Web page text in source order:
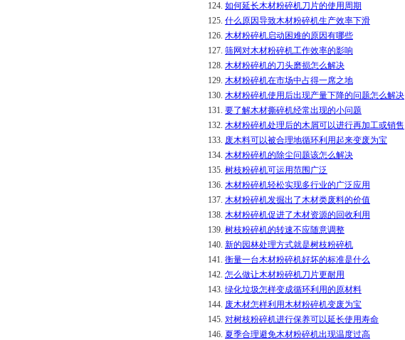
124. 如何延长木材粉碎机刀片的使用周期
125. 什么原因导致木材粉碎机生产效率下滑
126. 木材粉碎机启动困难的原因有哪些
127. 筛网对木材粉碎机工作效率的影响
128. 木材粉碎机的刀头磨损怎么解决
129. 木材粉碎机在市场中占得一席之地
130. 木材粉碎机使用后出现产量下降的问题怎么解决
131. 要了解木材撕碎机经常出现的小问题
132. 木材粉碎机处理后的木屑可以进行再加工或销售
133. 废木料可以被合理地循环利用起来变废为宝
134. 木材粉碎机的除尘问题该怎么解决
135. 树枝粉碎机可运用范围广泛
136. 木材粉碎机轻松实现多行业的广泛应用
137. 木材粉碎机发掘出了木材类废料的价值
138. 木材粉碎机促进了木材资源的回收利用
139. 树枝粉碎机的转速不应随意调整
140. 新的园林处理方式就是树枝粉碎机
141. 衡量一台木材粉碎机好坏的标准是什么
142. 怎么做让木材粉碎机刀片更耐用
143. 绿化垃圾怎样变成循环利用的原材料
144. 废木材怎样利用木材粉碎机变废为宝
145. 对树枝粉碎机进行保养可以延长使用寿命
146. 夏季合理避免木材粉碎机出现温度过高